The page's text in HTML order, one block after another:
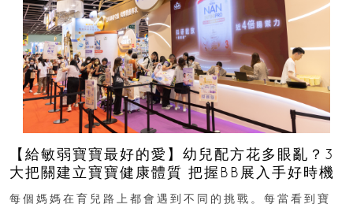
【給敏弱寶寶最好的愛】幼兒配方花多眼亂？3
大把關建立寶寶健康體質 把握BB展入手好時機
每個媽媽在育兒路上都會遇到不同的挑戰。每當看到寶